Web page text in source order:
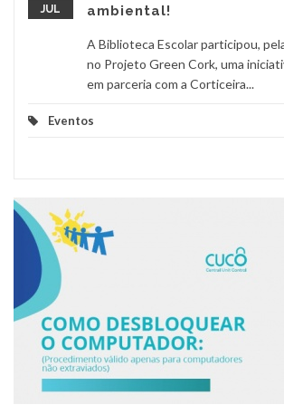
JUL
ambiental!
A Biblioteca Escolar participou,
no Projeto Green Cork, uma
em parceria com a Corticeira...
Eventos